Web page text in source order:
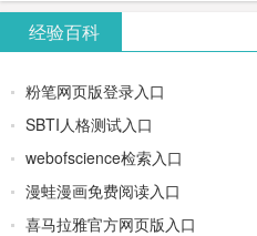
经验百科
粉笔网页版登录入口
SBTI人格测试入口
webofscience检索入口
漫蛙漫画免费阅读入口
喜马拉雅官方网页版入口